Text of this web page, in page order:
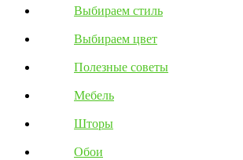
Выбираем стиль
Выбираем цвет
Полезные советы
Мебель
Шторы
Обои